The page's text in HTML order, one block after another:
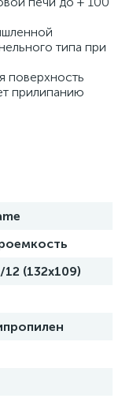
типа при
поверхность
прилипанию
12 (132х109)